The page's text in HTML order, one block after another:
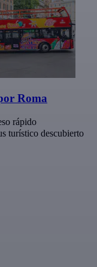
Roma
rápido
turístico descubierto